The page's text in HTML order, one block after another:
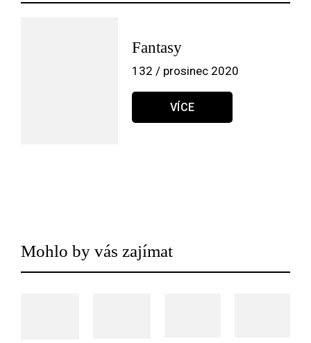
Fantasy
132 / prosinec 2020
VÍCE
Mohlo by vás zajímat